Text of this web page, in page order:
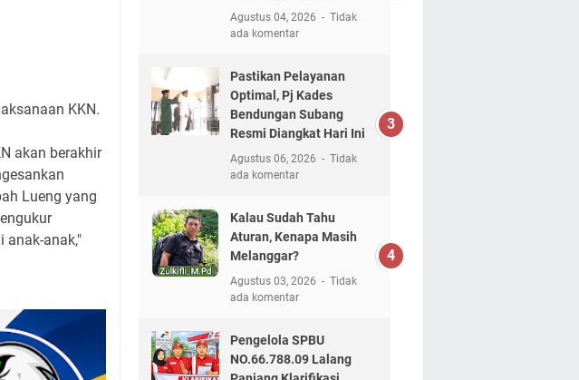
KKN.
akan berakhir
Lueng yang
anak-anak,"
Agustus 04, 2026
Tidak
ada komentar
Pastikan Pelayanan
Optimal, Pj Kades
Bendungan Subang
Resmi Diangkat Hari Ini
Agustus 06, 2026
Tidak
ada komentar
Kalau Sudah Tahu
Aturan, Kenapa Masih
Melanggar?
Agustus 03, 2026
Tidak
ada komentar
Pengelola SPBU
NO.66.788.09 Lalang